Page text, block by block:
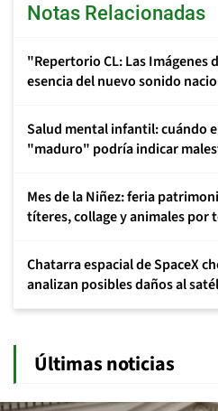
Notas Relacionadas
"Repertorio CL: Las Imágenes
esencia del nuevo sonido
Salud mental infantil: cuándo
"maduro" podría indicar
Mes de la Niñez: feria
títeres, collage y animales por
Chatarra espacial de SpaceX
analizan posibles daños al
Últimas noticias